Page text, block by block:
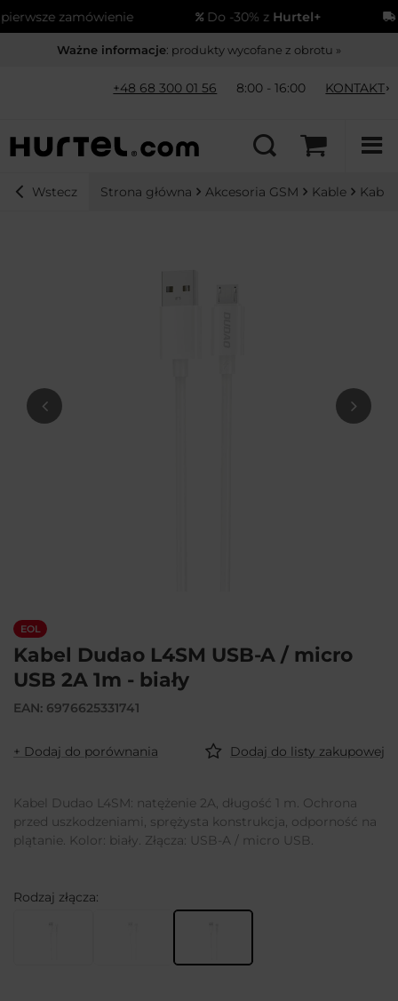
zamówienie Do -30% zHurtel+
Ważne informacje: produkty wycofane z obrotu »
+48 68 300 01 56 8:00 - 16:00 KONTAKT
Wstecz Strona główna Akcesoria GSM Kable
EOL
Kabel Dudao L4SM USB-A / micro
USB 2A 1m - biały
EAN: 6976625331741
+ Dodaj do porównania Dodaj do listy zakupowej
Kabel Dudao L4SM: natężenie 2A, długość 1 m. Ochrona
przed uszkodzeniami, sprężysta konstrukcja, odporność na
plątanie. Kolor: biały. Złącza: USB-A / micro USB.
Rodzaj złącza